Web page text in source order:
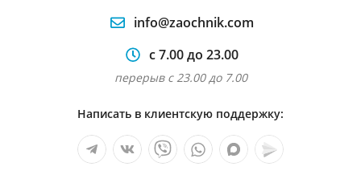
info@zaochnik.com
с 7.00 до 23.00
перерыв с 23.00 до 7.00
Написать в клиентскую поддержку: